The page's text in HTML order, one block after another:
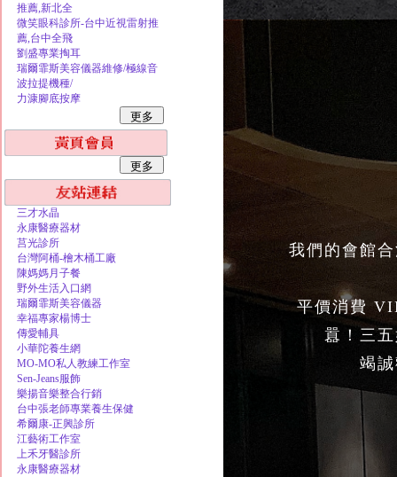
推薦,新北全
微笑眼科診所-台中近視雷射推
薦,台中全飛
劉盛專業掏耳
瑞爾霏斯美容儀器維修/極線音
波拉提機種/
力漮腳底按摩
三才水晶
永康醫療器材
莒光診所
台灣阿桶-檜木桶工廠
陳媽媽月子餐
野外生活入口網
瑞爾霏斯美容儀器
幸福專家楊博士
傳愛輔具
小華陀養生網
MO-MO私人教練工作室
Sen-Jeans服飾
樂揚音樂整合行銷
台中張老師專業養生保健
希爾康-正興診所
江藝術工作室
上禾牙醫診所
永康醫療器材
我們的會館
平價消費
囂！三
竭